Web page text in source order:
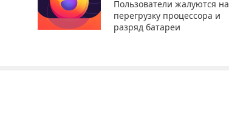
Пользователи жалуются на
перегрузку процессора и
разряд батареи